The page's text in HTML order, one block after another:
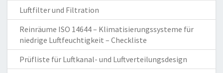
Luftfilter und Filtration
Reinräume ISO 14644 – Klimatisierungssysteme für
niedrige Luftfeuchtigkeit – Checkliste
Prüfliste für Luftkanal- und Luftverteilungsdesign